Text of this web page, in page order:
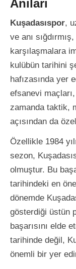
Anıları
Kuşadasıspor,
ve anı
karşılaşmalara
kulübün tarihini
hafızasında yer
efsanevi
zamanda taktik,
açısından da
Özellikle 1984
sezon,
olmuştur. Bu
tarihindeki en
dönemde
gösterdiği üstün
başarısını elde
tarihinde değil,
önemli bir yer